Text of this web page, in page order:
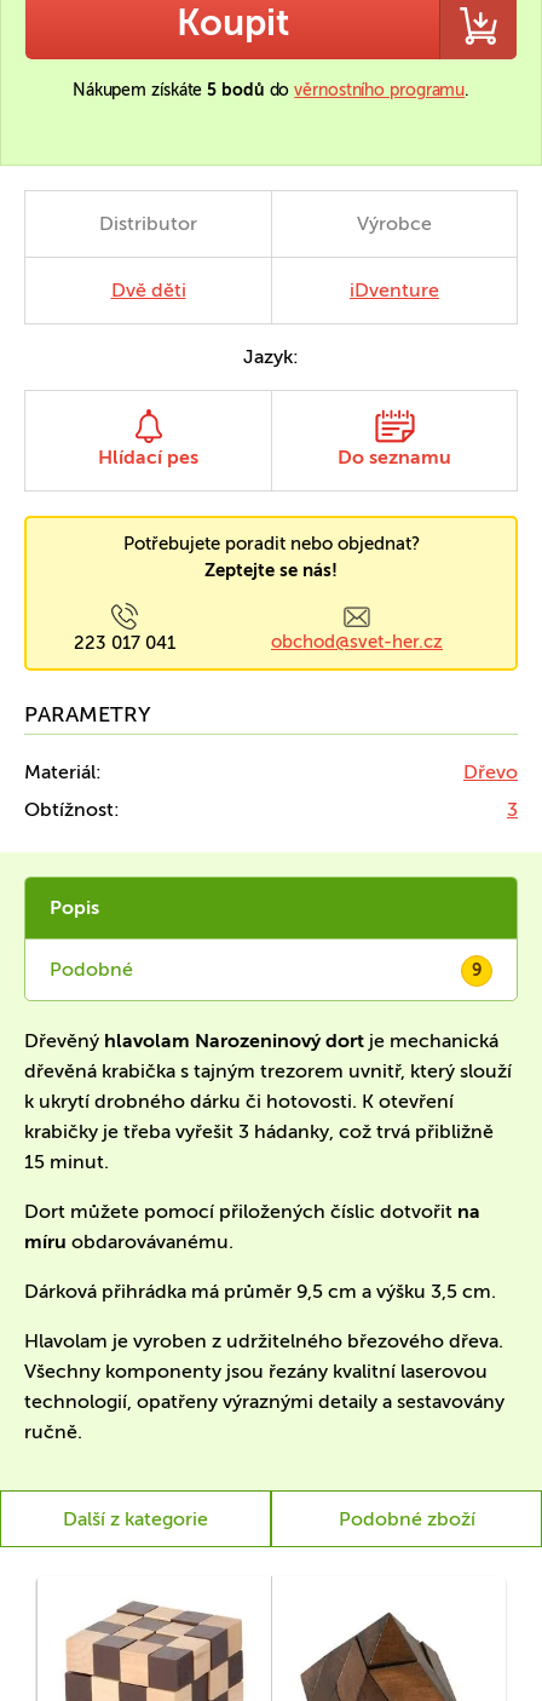
Koupit
Nákupem získáte5 bodů dověrnostního programu.
Distributor Výrobce
Dvě děti iDventure
Jazyk:
Hlídací pes Do seznamu
Potřebujete poradit nebo objednat?
Zeptejte se nás!
223 017 041 obchod@svet-her.cz
PARAMETRY
Materiál:
Dřevo
Obtížnost:
3
Popis
Podobné 9
Dřevěný hlavolam Narozeninový dort je mechanická
dřevěná krabička s tajným trezorem uvnitř, který slouží
k ukrytí drobného dárku či hotovosti. K otevření
krabičky je třeba vyřešit 3 hádanky, což trvá přibližně
15 minut.
Dort můžete pomocí přiložených číslic dotvořit na
míru obdarovávanému.
Dárková přihrádka má průměr 9,5 cm a výšku 3,5 cm.
Hlavolam je vyroben z udržitelného březového dřeva.
Všechny komponenty jsou řezány kvalitní laserovou
technologií, opatřeny výraznými detaily a sestavovány
ručně.
Další z kategorie Podobné zboží